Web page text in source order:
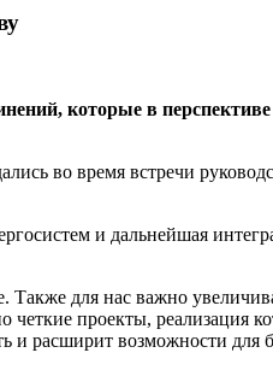
которые в
во время встречи
и дальнейшая
для нас важно
проекты, реализация
возможности для